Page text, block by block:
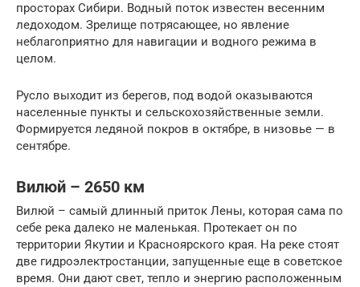
просторах Сибири. Водный поток известен весенним
ледоходом. Зрелище потрясающее, но явление
неблагоприятно для навигации и водного режима в
целом.
Русло выходит из берегов, под водой оказываются
населенные пункты и сельскохозяйственные земли.
Формируется ледяной покров в октябре, в низовье — в
сентябре.
Вилюй – 2650 км
Вилюй – самый длинный приток Лены, которая сама по
себе река далеко не маленькая. Протекает он по
территории Якутии и Красноярского края. На реке стоят
две гидроэлектростанции, запущенные еще в советское
время. Они дают свет, тепло и энергию расположенным